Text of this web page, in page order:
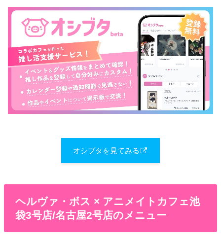
オシブタを見てみる
ヘルヴァ・ボス × アニメイトカフェ池
袋3号店/名古屋2号店のメニュー